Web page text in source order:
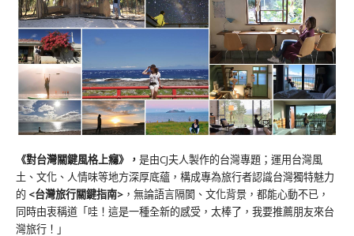
《對台灣關鍵風格上癮》 ， 是由CJ夫人製作的台灣專題；運用台灣風
土、文化、人情味等地方深厚底蘊，構成專為旅行者認識台灣獨特魅力
的 <台灣旅行關鍵指南> ，無論語言隔閡、文化背景，都能心動不已，
同時由衷稱道「哇！這是一種全新的感受，太棒了，我要推薦朋友來台
灣旅行！」